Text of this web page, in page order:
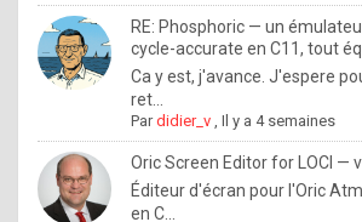
.
I
f
y
o
u
RE: Phosphoric — un
cycle-accurate en C11, tout
Ca y est, j'avance. J'espere
ret...
Pardidier_v ,Il y a 4 semaines
Oric Screen Editor for LOCI —
Éditeur d'écran pour l'Oric
en C...